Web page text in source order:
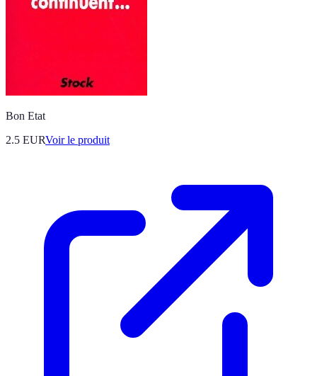
Bon Etat
2.5 EURVoir le produit